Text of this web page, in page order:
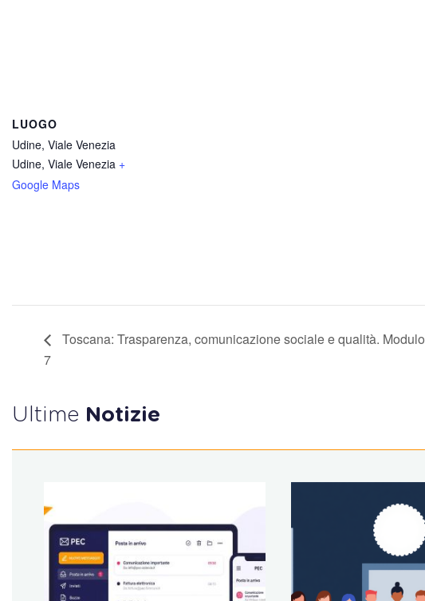
LUOGO
Udine, Viale Venezia
Udine, Viale Venezia +
Google Maps
Toscana: Trasparenza, comunicazione sociale e qualità. Modulo
7
Ultime Notizie